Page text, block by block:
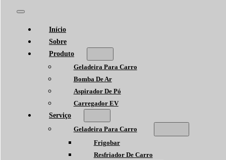
Início
Sobre
Produto
Geladeira Para Carro
Bomba De Ar
Aspirador De Pó
Carregador EV
Serviço
Geladeira Para Carro
Frigobar
Resfriador De Carro